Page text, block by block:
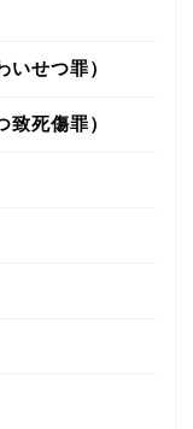
せつ罪）
死傷罪）